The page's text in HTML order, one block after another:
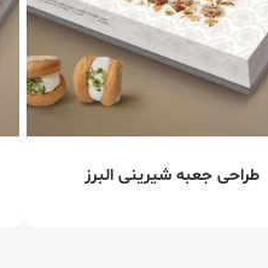
طراحی جعبه شیرینی البرز